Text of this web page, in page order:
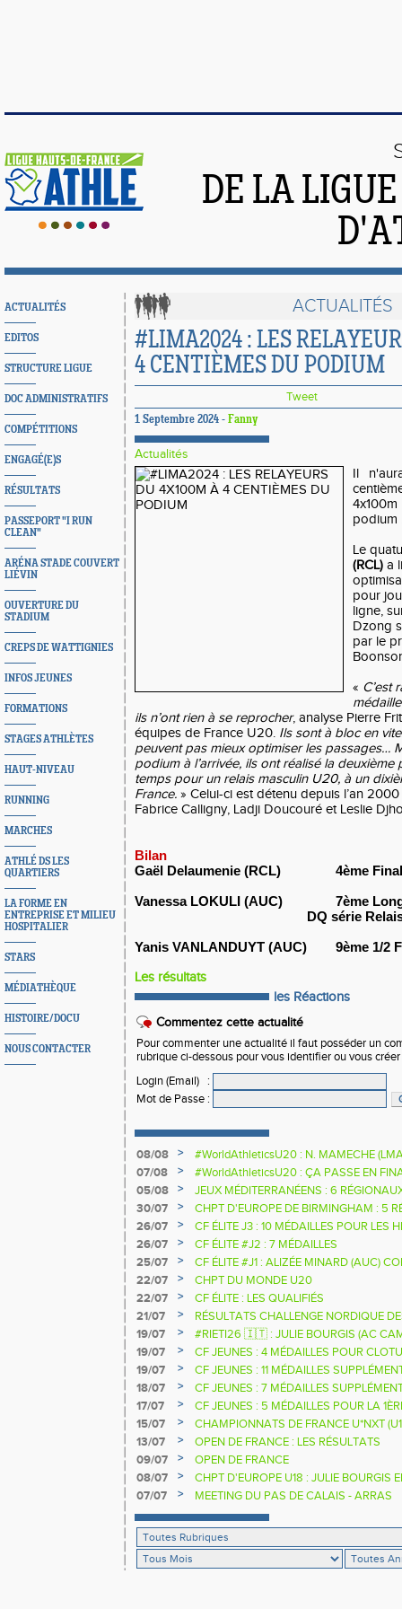
DE LA
ACTUALITÉS
EDITOS
STRUCTURE LIGUE
DOC ADMINISTRATIFS
COMPÉTITIONS
ENGAGÉ(E)S
RÉSULTATS
PASSEPORT "I RUN
CLEAN"
ARÉNA STADE COUVERT
LIÉVIN
OUVERTURE DU
STADIUM
CREPS DE WATTIGNIES
INFOS JEUNES
FORMATIONS
STAGES ATHLÈTES
HAUT-NIVEAU
RUNNING
MARCHES
ATHLÉ DS LES
QUARTIERS
LA FORME EN
ENTREPRISE ET MILIEU
HOSPITALIER
STARS
MÉDIATHÈQUE
HISTOIRE/DOCU
NOUS CONTACTER
ACTUALITÉS
#LIMA2024 : LES
4 CENTIÈMES DU PODIUM
Tweet
1 Septembre 2024 - Fanny
Actualités
Il
podium
Le
(RCL) a
pour
ligne,
Dzong
par le
« C’est
ils n’ont rien à se reprocher, analyse Pierre
équipes de France U20. Ils sont à bloc en
peuvent pas mieux optimiser les passages…
podium à l’arrivée, ils ont réalisé la
temps pour un relais masculin U20, à un
France. » Celui-ci est détenu depuis l’an
Fabrice Calligny, Ladji Doucouré et Leslie
Bilan
Gaël Delaumenie (RCL)
4ème
Vanessa LOKULI (AUC)
7ème
DQ série
Yanis VANLANDUYT (AUC)
9ème 1/2
Les résultats
les Réactions
Commentez cette actualité
Pour commenter une actualité il faut posséder un
rubrique ci-dessous pour vous identifier ou vous
Login (Email)
:
Mot de Passe :
08/08 >
#WorldAthleticsU20 : N. MAMECHE
07/08
>
#WorldAthleticsU20 : ÇA PASSE EN
SAUTEURS
05/08 >
JEUX MÉDITERRANÉENS : 6
30/07
>
CHPT D'EUROPE DE BIRMINGHAM : 5
26/07
>
CF ÉLITE J3 : 10 MÉDAILLES POUR LES
26/07
>
CF ÉLITE #J2 : 7 MÉDAILLES
25/07
>
CF ÉLITE #J1 : ALIZÉE MINARD (AUC)
NATIONALE
22/07 >
CHPT DU MONDE U20
22/07
>
CF ÉLITE : LES QUALIFIÉS
21/07
>
RÉSULTATS CHALLENGE NORDIQUE
2025 2026
19/07 >
#RIETI26 🇮🇹 : JULIE BOURGIS (AC
D'EUROPE U18 DE LA PERCHE
19/07 >
CF JEUNES : 4 MÉDAILLES POUR
19/07
>
CF JEUNES : 11 MÉDAILLES
18/07
>
CF JEUNES : 7 MÉDAILLES
17/07
>
CF JEUNES : 5 MÉDAILLES POUR LA
15/07
>
CHAMPIONNATS DE FRANCE U*NXT
13/07
>
OPEN DE FRANCE : LES RÉSULTATS
09/07
>
OPEN DE FRANCE
08/07
>
CHPT D'EUROPE U18 : JULIE BOURGIS
07/07
> MEETING DU PAS DE CALAIS - ARRAS